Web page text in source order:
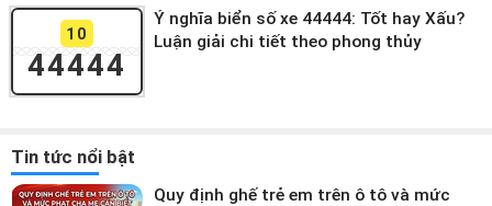
10
44444
Ý nghĩa biển số xe 44444: Tốt hay Xấu?
Luận giải chi tiết theo phong thủy
Tin tức nổi bật
Quy định ghế trẻ em trên ô tô và mức